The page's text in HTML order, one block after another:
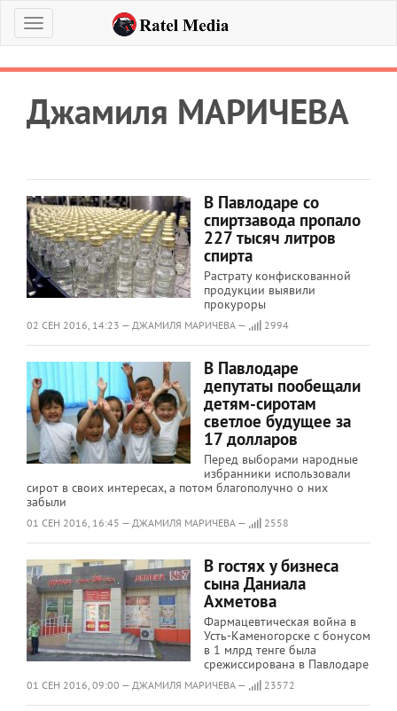
Меню
Джамиля МАРИЧЕВА
В Павлодаре со
спиртзавода пропало
227 тысяч литров
спирта
Растрату конфискованной
продукции выявили
прокуроры
02 СЕН 2016, 14:23 — ДЖАМИЛЯ МАРИЧЕВА — 2994
В Павлодаре
депутаты пообещали
детям-сиротам
светлое будущее за
17 долларов
Перед выборами народные
избранники использовали
сирот в своих интересах, а потом благополучно о них
забыли
01 СЕН 2016, 16:45 — ДЖАМИЛЯ МАРИЧЕВА — 2558
В гостях у бизнеса
сына Даниала
Ахметова
Фармацевтическая война в
Усть-Каменогорске с бонусом
в 1 млрд тенге была
срежиссирована в Павлодаре
01 СЕН 2016, 09:00 — ДЖАМИЛЯ МАРИЧЕВА — 23572